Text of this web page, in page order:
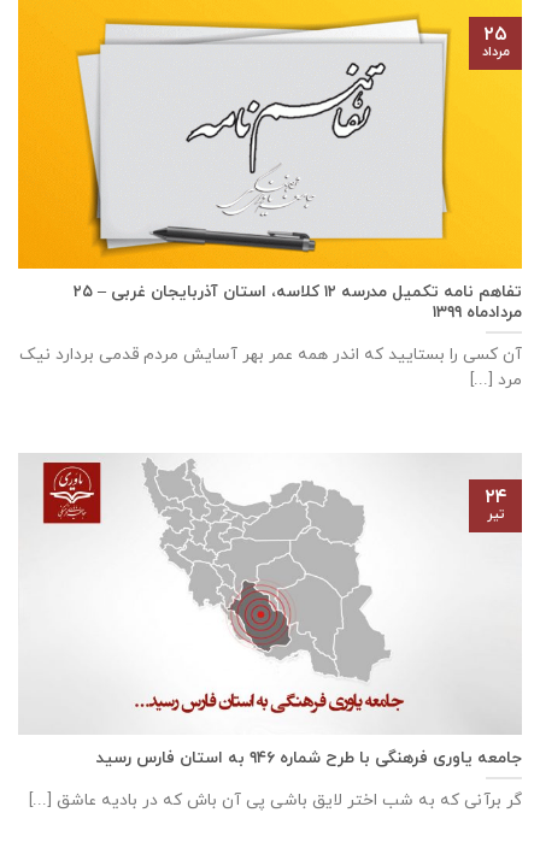
تفاهم نامه تكميل مدرسه ۱۲ كلاسه، استان آذربايجان غربی – ۲۵
مردادماه ۱۳۹۹
آن کسی را بستایید که اندر همه عمر بهر آسایش مردم قدمی بردارد نیک
مرد [...]
۲۵
مرداد
جامعه یاوری فرهنگی با طرح شماره ۹۴۶ به استان فارس رسید
گر برآنی که به شب اختر لایق باشی پی آن باش که در بادیه عاشق [...]
۲۴
تیر